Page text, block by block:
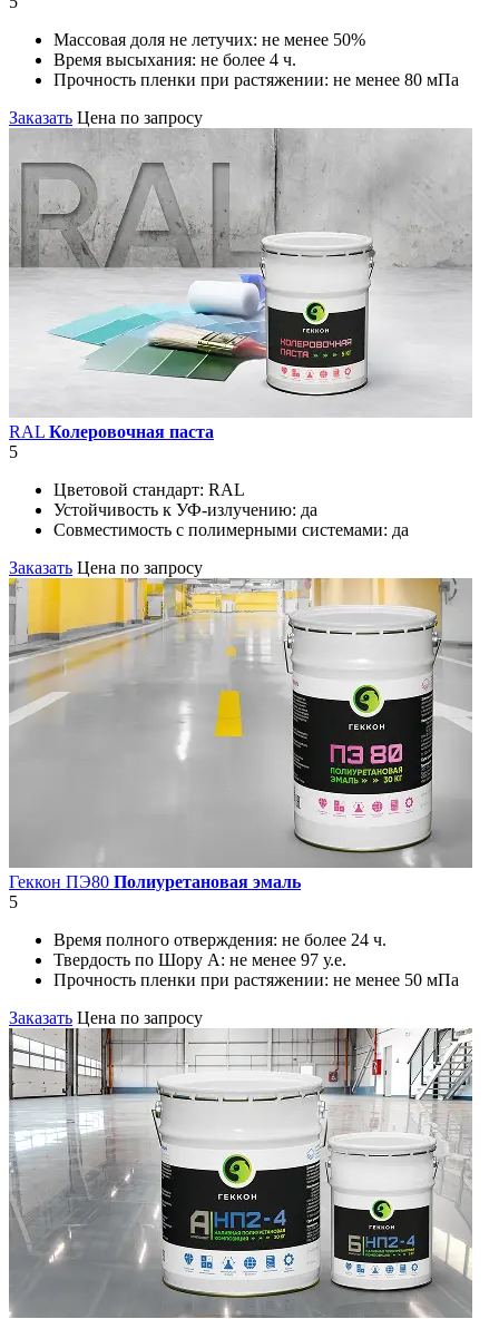
Массовая доля не летучих: не менее 50%
Время высыхания: не более 4 ч.
Прочность пленки при растяжении: не менее 80 мПа
Заказать Цена по запросу
RAL Колеровочная паста
5
Цветовой стандарт: RAL
Устойчивость к УФ-излучению: да
Совместимость с полимерными системами: да
Заказать Цена по запросу
Геккон ПЭ80 Полиуретановая эмаль
5
Время полного отверждения: не более 24 ч.
Твердость по Шору А: не менее 97 у.е.
Прочность пленки при растяжении: не менее 50 мПа
Заказать Цена по запросу